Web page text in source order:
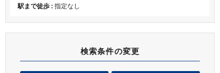
検索条件の変更
駅まで徒歩 : 指定なし